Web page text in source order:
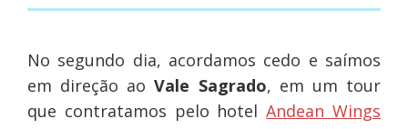
No segundo dia, acordamos cedo e saímos
em direção aoVale Sagrado, em um tour
que contratamos pelo hotelAndean Wings